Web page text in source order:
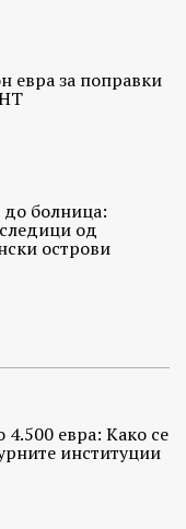
евра за поправки
болница:
од
острови
евра: Како се
институции